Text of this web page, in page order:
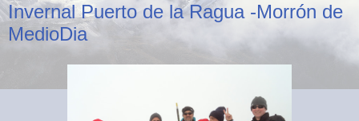
Invernal Puerto de la Ragua -Morrón de
MedioDia